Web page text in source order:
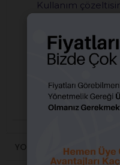
Kullanım
Tavsiye: Tıbbi
durumunda
tensit bazlı
Paslanmalara
kullanınız
YORUMLAR (0)